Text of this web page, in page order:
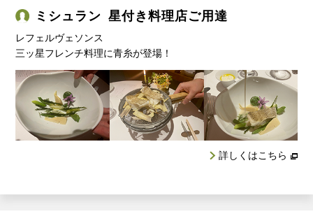
ミシュラン 星付き料理店ご用達
レフェルヴェソンス
三ッ星フレンチ料理に青糸が登場！
詳しくはこちら